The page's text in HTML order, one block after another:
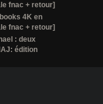
fnac + retour]
4K en
fnac + retour]
: deux
édition